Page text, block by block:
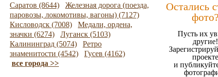
Саратов (8644)
Железная дорога (поезда,
паровозы, локомотивы, вагоны) (7127)
Кисловодск (7008)
Медали, ордена,
значки (6274)
Луганск (5103)
Калининград (5074)
Ретро
знаменитости (4542)
Гусев (4162)
все города >>
Остались
Пусть их
другие!
проекте
и